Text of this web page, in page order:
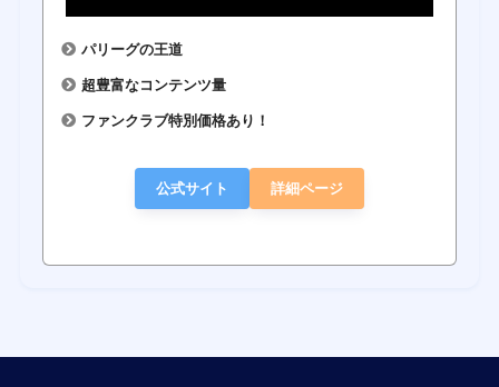
パリーグの王道
超豊富なコンテンツ量
ファンクラブ特別価格あり！
公式サイト 詳細ページ